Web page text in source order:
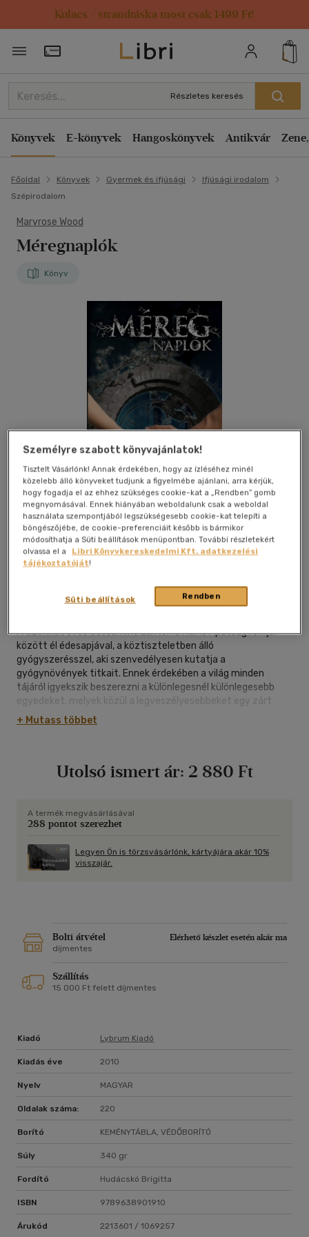
Kulacs / strandtáska most csak 1499 Ft!
Törzsvásárlói Kártya adatai
Részletes keresés
Könyvek E-könyvek Hangoskönyvek Antikvár
Főoldal Könyvek Gyermek és ifjúsági
Ifjúsági irodalom
Szépirodalom
Maryrose Wood
Méregnaplók
Könyv
Kívánságlistához adom Megosztom
magyar nyelvű|keménytábla,
védőborító|220 oldal
A tizenhat éves Jessamine Luxton a Hulne Apátság romjai
között él édesapjával, a köztiszteletben álló
gyógyszerésszel, aki szenvedélyesen kutatja a
gyógynövények titkait. Ennek érdekében a világ minden
tájáról igyekszik beszerezni a különlegesnél különlegesebb
egyedeket, melyek közül a legveszélyesebbeket egy zárt
méregkertben tartja. Egy napon különös fiú érkezik a Hulne
kunyhóba: a rejtélyes látogató neve Gyom, és a jelek szerint
gótikus elemekkel átszőtt, izgalmas és romantikát sem
dózisban minden méreg: még a szerelem is.
+ Mutass többet
Utolsó ismert ár: 2 880 Ft
A termék megvásárlásával
288 pontot szerezhet
Legyen Ön is törzsvásárlónk, kártyájára akár 10%
visszajár.
Bolti átvétel
Elérhető készlet esetén akár ma
díjmentes
Szállítás
15 000 Ft felett díjmentes
Kiadó Lybrum Kiadó
Kiadás éve 2010
Nyelv MAGYAR
Oldalak száma: 220
Borító KEMÉNYTÁBLA, VÉDŐBORÍTÓ
Súly 340 gr
Fordító Hudácskó Brigitta
ISBN 9789638901910
Árukód 2213601 / 1069257
Személyre szabott könyvajánlatok!
Tisztelt Vásárlónk! Annak érdekében, hogy az ízléséhez minél
közelebb álló könyveket tudjunk a figyelmébe ajánlani, arra kérjük,
hogy fogadja el az ehhez szükséges cookie-kat a „Rendben” gomb
megnyomásával. Ennek hiányában weboldalunk csak a weboldal
használata szempontjából legszükségesebb cookie-kat telepíti a
böngészőjébe, de cookie-preferenciáit később is bármikor
módosíthatja a Süti beállítások menüpontban. További részletekért
olvassa el a
Libri Könyvkereskedelmi Kft. adatkezelési
tájékoztatóját!
Rendben
Süti beállítások